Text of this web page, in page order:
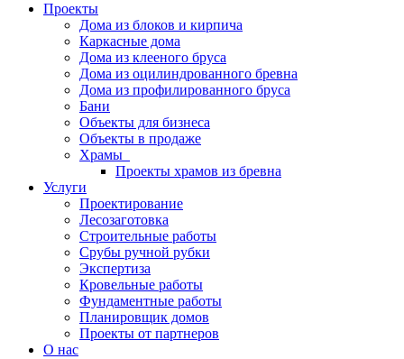
Проекты
Дома из блоков и кирпича
Каркасные дома
Дома из клееного бруса
Дома из оцилиндрованного бревна
Дома из профилированного бруса
Бани
Объекты для бизнеса
Объекты в продаже
Храмы
Проекты храмов из бревна
Услуги
Проектирование
Лесозаготовка
Строительные работы
Срубы ручной рубки
Экспертиза
Кровельные работы
Фундаментные работы
Планировщик домов
Проекты от партнеров
О нас